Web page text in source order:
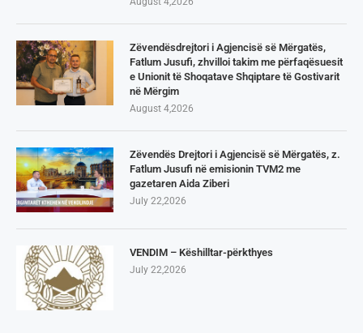
Zëvendësdrejtori i Agjencisë së Mërgatës,
Fatlum Jusufi, zhvilloi takim me përfaqësuesit
e Unionit të Shoqatave Shqiptare të Gostivarit
në Mërgim
August 4,2026
Zëvendës Drejtori i Agjencisë së Mërgatës, z.
Fatlum Jusufi në emisionin TVM2 me
gazetaren Aida Ziberi
July 22,2026
VENDIM – Këshilltar-përkthyes
July 22,2026